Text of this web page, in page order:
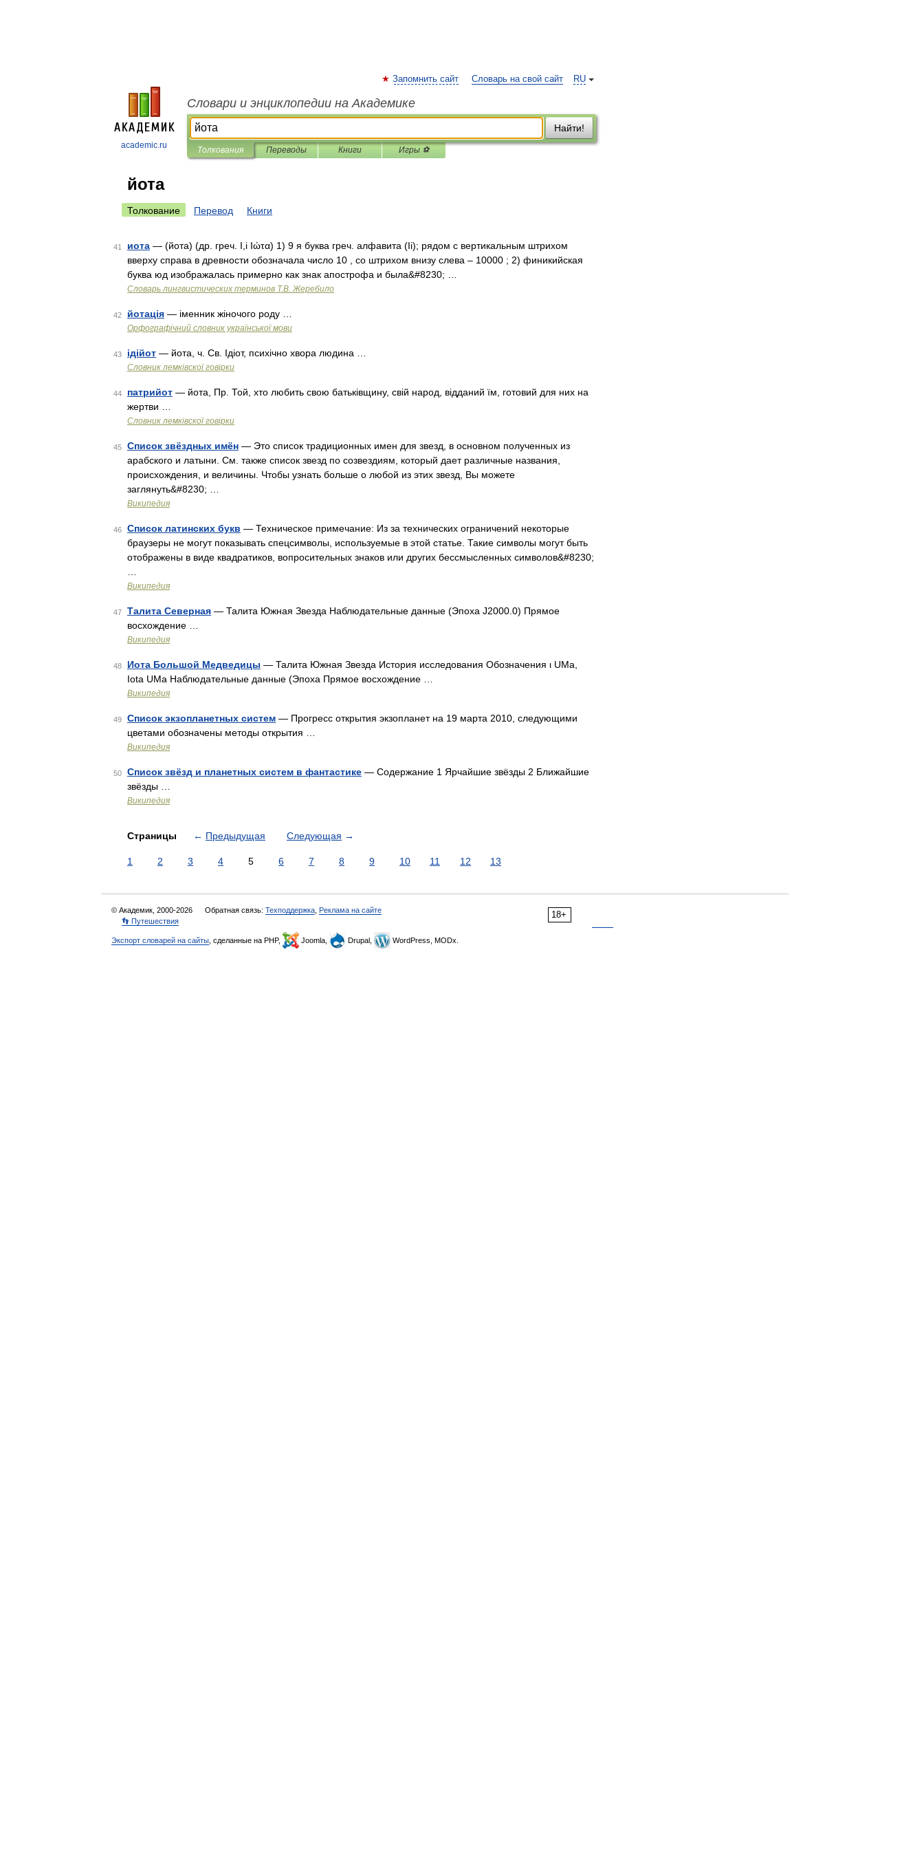
academic.ru
RU
Запомнить сайт Словарь на свой сайт
Словари и энциклопедии на Академике
Найти!
Толкования Переводы Книги Игры ⚽
йота
Толкование Перевод Книги
41 иота — (йота) (др. греч. Ι,і Іώτα) 1) 9 я буква греч. алфавита (Ιі); рядом с вертикальным штрихом
вверху справа в древности обозначала число 10 , со штрихом внизу слева – 10000 ; 2) финикийская
буква юд изображалась примерно как знак апострофа и была&#8230; …
Словарь лингвистических терминов Т.В. Жеребило
42 йотація — іменник жіночого роду …
Орфографічний словник української мови
43 ідійот — йота, ч. Св. Ідіот, психічно хвора людина …
Словник лемківскої говірки
44 патрийот — йота, Пр. Той, хто любить свою батьківщину, свій народ, відданий їм, готовий для них на
жертви …
Словник лемківскої говірки
45 Список звёздных имён — Это список традиционных имен для звезд, в основном полученных из
арабского и латыни. См. также список звезд по созвездиям, который дает различные названия,
происхождения, и величины. Чтобы узнать больше о любой из этих звезд, Вы можете
заглянуть&#8230; …
Википедия
46 Список латинских букв — Техническое примечание: Из за технических ограничений некоторые
браузеры не могут показывать спецсимволы, используемые в этой статье. Такие символы могут быть
отображены в виде квадратиков, вопросительных знаков или других бессмысленных символов&#8230;
Википедия
47 Талита Северная — Талита Южная Звезда Наблюдательные данные (Эпоха J2000.0) Прямое
восхождение …
Википедия
48 Иота Большой Медведицы — Талита Южная Звезда История исследования Обозначения ι UMa,
Iota UMa Наблюдательные данные (Эпоха Прямое восхождение …
Википедия
49 Список экзопланетных систем — Прогресс открытия экзопланет на 19 марта 2010, следующими
цветами обозначены методы открытия …
Википедия
50 Список звёзд и планетных систем в фантастике — Содержание 1 Ярчайшие звёзды 2 Ближайшие
звёзды …
Википедия
Страницы ← Предыдущая Следующая →
1 2 3 4 5 6 7 8 9 10 11 12 13
18+
© Академик, 2000-2026 Обратная связь: Техподдержка Реклама на сайте
👣 Путешествия
Экспорт словарей на сайты , сделанные на PHP, Joomla, Drupal, WordPress, MODx.